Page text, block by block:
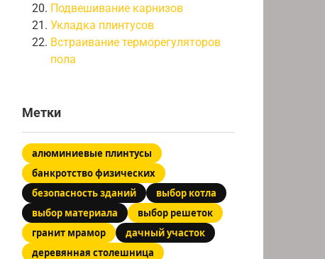
Подвешивание карнизов
Укладка плинтусов
Встраивание терморегуляторов
пола
Метки
алюминиевые плинтусы
банкротство физических
безопасность зданий
выбор котла
выбор материала
выбор решеток
гранит мрамор
дачный участок
деревянная столешница